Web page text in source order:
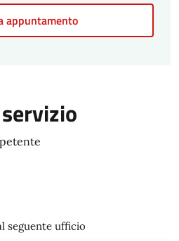
appuntamento
seguente ufficio